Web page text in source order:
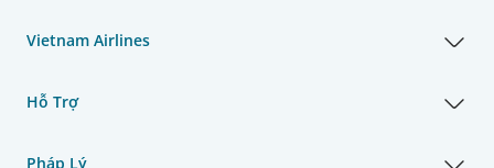
Vietnam Airlines
Hỗ Trợ
Pháp Lý